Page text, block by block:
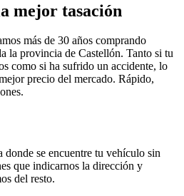
mejor tasación
más de 30 años comprando
la provincia de Castellón. Tanto si tu
como si ha sufrido un accidente, lo
precio del mercado. Rápido,
donde se encuentre tu vehículo sin
que indicarnos la dirección y
del resto.